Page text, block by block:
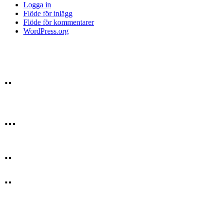
Logga in
Flöde för inlägg
Flöde för kommentarer
WordPress.org